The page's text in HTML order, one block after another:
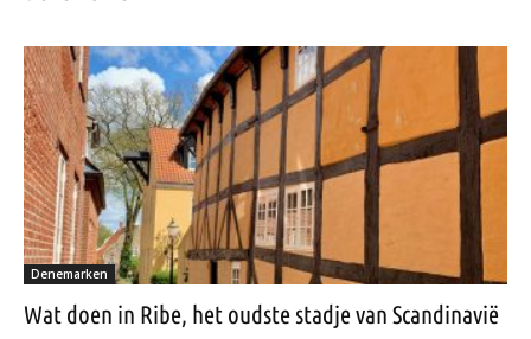
Denemarken
Wat doen in Ribe, het oudste stadje van Scandinavië